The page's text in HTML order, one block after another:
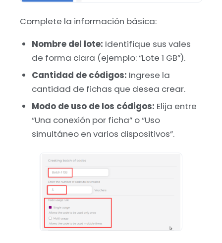
Complete la información básica:
Nombre del lote: Identifique sus vales
de forma clara (ejemplo: “Lote 1 GB”).
Cantidad de códigos: Ingrese la
cantidad de fichas que desea crear.
Modo de uso de los códigos: Elija entre
“Una conexión por ficha” o “Uso
simultáneo en varios dispositivos”.